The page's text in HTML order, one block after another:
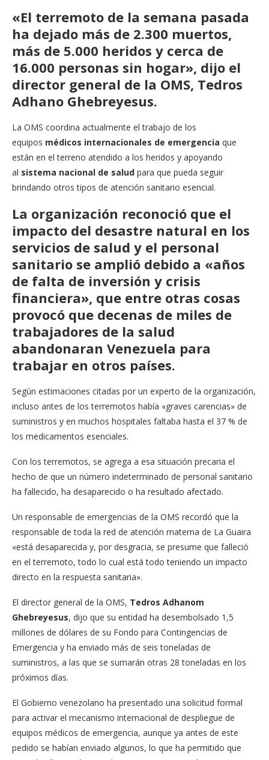
«El terremoto de la semana pasada
ha dejado más de 2.300 muertos,
más de 5.000 heridos y cerca de
16.000 personas sin hogar», dijo el
director general de la OMS, Tedros
Adhano Ghebreyesus.
La OMS coordina actualmente el trabajo de los
equipos médicos internacionales de emergencia que
están en el terreno atendido a los heridos y apoyando
al sistema nacional de salud para que pueda seguir
brindando otros tipos de atención sanitario esencial.
La organización reconoció que el
impacto del desastre natural en los
servicios de salud y el personal
sanitario se amplió debido a «años
de falta de inversión y crisis
financiera», que entre otras cosas
provocó que decenas de miles de
trabajadores de la salud
abandonaran Venezuela para
trabajar en otros países.
Según estimaciones citadas por un experto de la organización,
incluso antes de los terremotos había «graves carencias» de
suministros y en muchos hospitales faltaba hasta el 37 % de
los medicamentos esenciales.
Con los terremotos, se agrega a esa situación precaria el
hecho de que un número indeterminado de personal sanitario
ha fallecido, ha desaparecido o ha resultado afectado.
Un responsable de emergencias de la OMS recordó que la
responsable de toda la red de atención materna de La Guaira
«está desaparecida y, por desgracia, se presume que falleció
en el terremoto, todo lo cual está todo teniendo un impacto
directo en la respuesta sanitaria».
El director general de la OMS, Tedros Adhanom
Ghebreyesus, dijo que su entidad ha desembolsado 1,5
millones de dólares de su Fondo para Contingencias de
Emergencia y ha enviado más de seis toneladas de
suministros, a las que se sumarán otras 28 toneladas en los
próximos días.
El Gobierno venezolano ha presentado una solicitud formal
para activar el mecanismo internacional de despliegue de
equipos médicos de emergencia, aunque ya antes de este
pedido se habían enviado algunos, lo que ha permitido que